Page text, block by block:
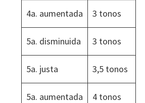
4a. aumentada 3 tonos
5a. disminuida 3 tonos
5a. justa 3,5 tonos
5a. aumentada 4 tonos